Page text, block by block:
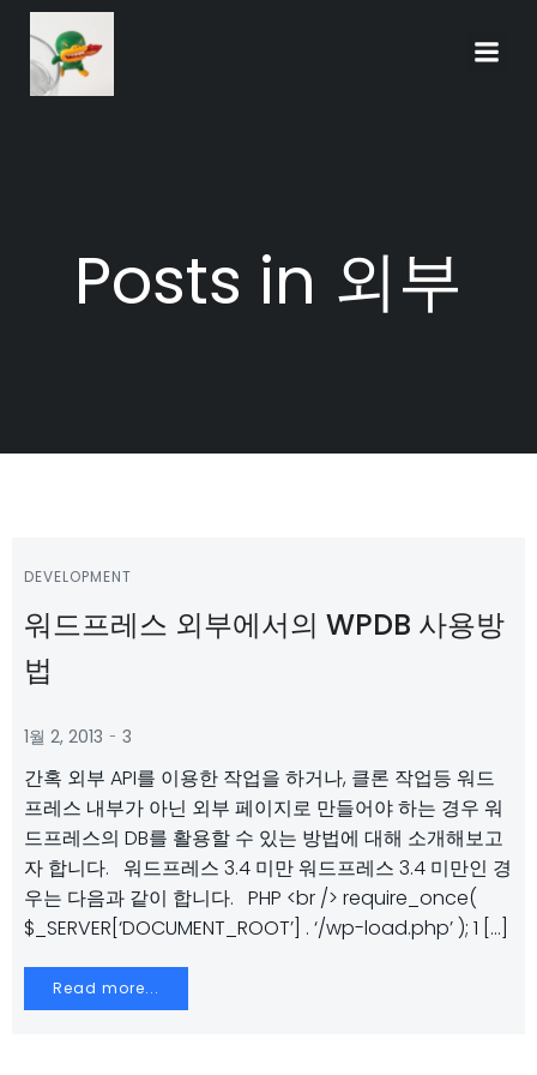
Posts in 외부
DEVELOPMENT
워드프레스 외부에서의 WPDB 사용방
법
1월 2, 2013 - 3
간혹 외부 API를 이용한 작업을 하거나, 클론 작업등 워드
프레스 내부가 아닌 외부 페이지로 만들어야 하는 경우 워
드프레스의 DB를 활용할 수 있는 방법에 대해 소개해보고
자 합니다. 워드프레스 3.4 미만 워드프레스 3.4 미만인 경
우는 다음과 같이 합니다. PHP <br /> require_once(
$_SERVER[‘DOCUMENT_ROOT’] . ‘/wp-load.php’ ); 1 […]
Read more...